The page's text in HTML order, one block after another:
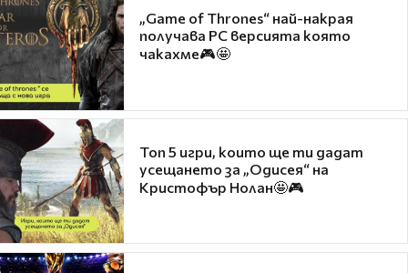
„Game of Thrones“ най-накрая
получава PC версията която
чакахме🎮🤩
Топ 5 игри, които ще ти дадат
усещането за „Одисея“ на
Кристофър Нолан🤩🎮